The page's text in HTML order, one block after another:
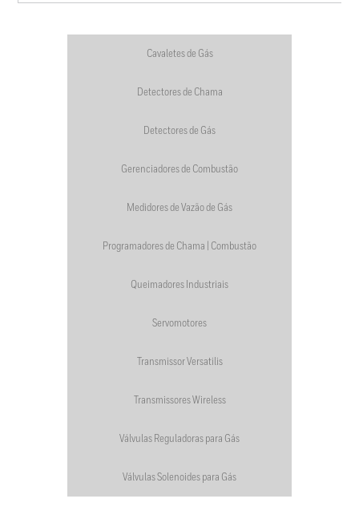
Cavaletes de Gás
Detectores de Chama
Detectores de Gás
Gerenciadores de Combustão
Medidores de Vazão de Gás
Programadores de Chama | Combustão
Queimadores Industriais
Servomotores
Transmissor Versatilis
Transmissores Wireless
Válvulas Reguladoras para Gás
Válvulas Solenoides para Gás